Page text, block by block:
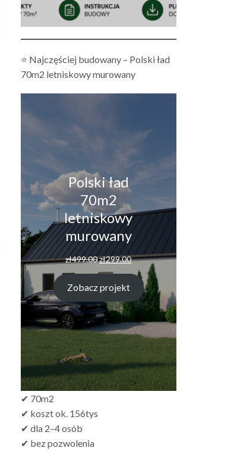
⭐ Najczęściej budowany – Polski ład
70m2 letniskowy murowany
Polski ład
70m2
letniskowy
murowany
zł499.00Pierwotna
zł499.00.
zł299.00Aktualna
cena
wynosi:
zł299.00.
Zobacz projekt
✔ 70m2
✔ koszt ok. 156tys
✔ dla 2–4 osób
✔ bez pozwolenia